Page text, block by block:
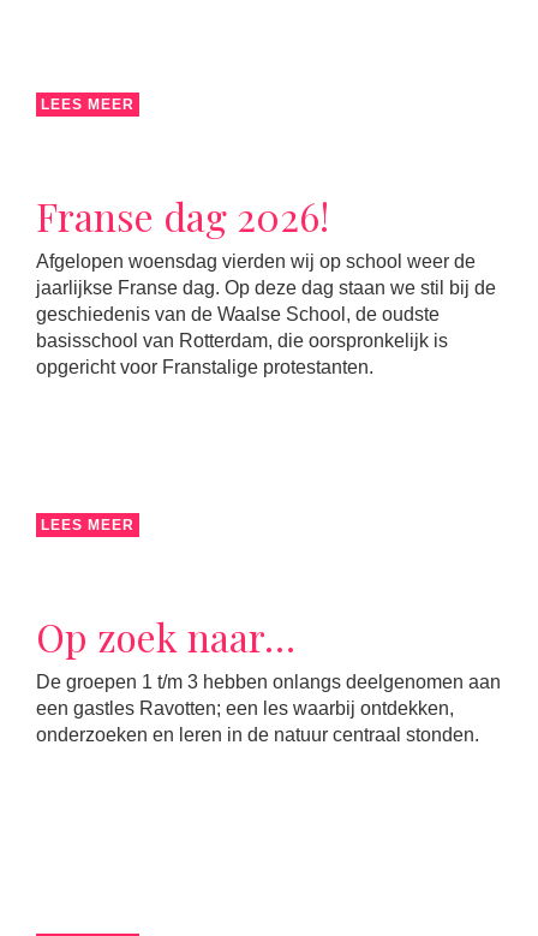
LEES MEER
Franse dag 2026!
Afgelopen woensdag vierden wij op school weer de
jaarlijkse Franse dag. Op deze dag staan we stil bij de
geschiedenis van de Waalse School, de oudste
basisschool van Rotterdam, die oorspronkelijk is
opgericht voor Franstalige protestanten.
LEES MEER
Op zoek naar…
De groepen 1 t/m 3 hebben onlangs deelgenomen aan
een gastles Ravotten; een les waarbij ontdekken,
onderzoeken en leren in de natuur centraal stonden.